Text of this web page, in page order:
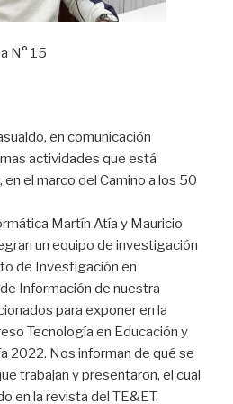
N° 15
en comunicación
actividades que está
el marco del Camino a los 50
Martín Atía y Mauricio
un equipo de investigación
de Investigación en
Información de nuestra
para exponer en la
Tecnología en Educación y
2022. Nos informan de qué se
trabajan y presentaron, el cual
en la revista del TE&ET.